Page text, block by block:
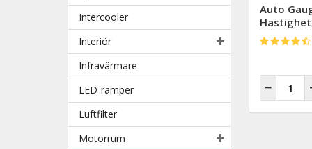
Intercooler
Interiör
Infravärmare
LED-ramper
Luftfilter
Motorrum
Auto
Hastighet